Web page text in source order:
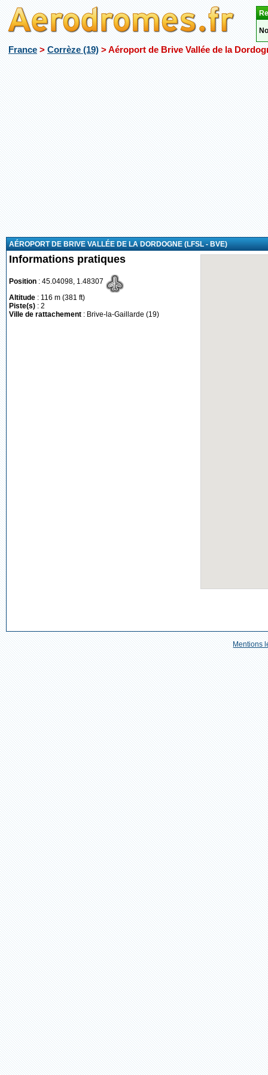
France>Corrèze (19)> Aéroport de Brive Vallée de la
AÉROPORT DE BRIVE VALLÉE DE LA DORDOGNE (LFSL - BVE)
Informations pratiques
Position : 45.04098, 1.48307
Altitude : 116 m (381 ft)
Piste(s) : 2
Ville de rattachement : Brive-la-Gaillarde (19)
Mentions